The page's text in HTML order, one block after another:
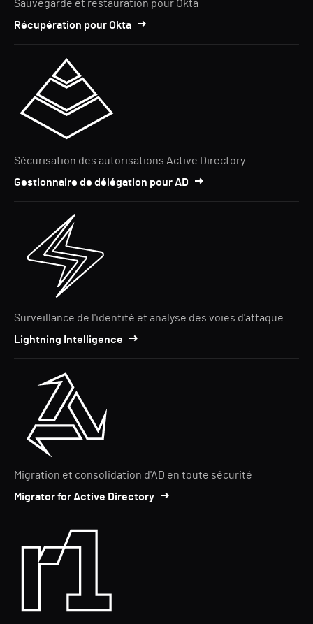
Sauvegarde et restauration pour Okta
Récupération pour Okta
Sécurisation des autorisations Active Directory
Gestionnaire de délégation pour AD
Surveillance de l'identité et analyse des voies d'attaque
Lightning Intelligence
Migration et consolidation d'AD en toute sécurité
Migrator for Active Directory